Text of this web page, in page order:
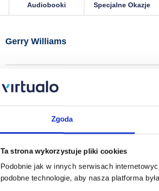
Zgoda
Ta strona wykorzystuje pliki cookies
Podobnie jak w innych serwisach
podobne technologie, aby nasza platforma
Audiobooki Specjalne Okazje
Gerry Williams
Brak pozycji.